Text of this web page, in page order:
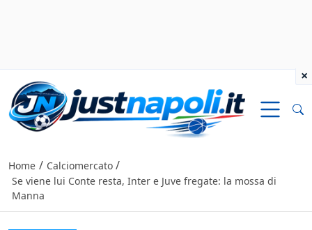
Home / Calciomercato /
Se viene lui Conte resta, Inter e Juve fregate: la mossa di
Manna
×